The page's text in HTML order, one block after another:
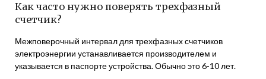
Как часто нужно поверять трехфазный
счетчик?
Межповерочный интервал для трехфазных счетчиков
электроэнергии устанавливается производителем и
указывается в паспорте устройства. Обычно это 6-10 лет.